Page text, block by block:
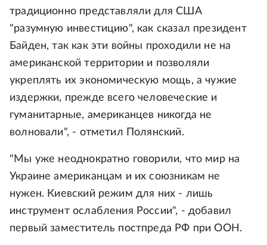
традиционно представляли для США
"разумную инвестицию", как сказал президент
Байден, так как эти войны проходили не на
американской территории и позволяли
укреплять их экономическую мощь, а чужие
издержки, прежде всего человеческие и
гуманитарные, американцев никогда не
волновали", - отметил Полянский.
"Мы уже неоднократно говорили, что мир на
Украине американцам и их союзникам не
нужен. Киевский режим для них - лишь
инструмент ослабления России", - добавил
первый заместитель постпреда РФ при ООН.